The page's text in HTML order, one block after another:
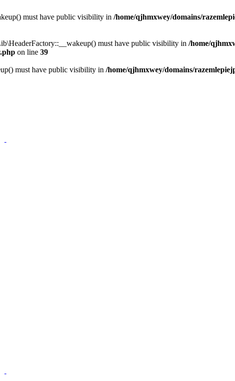
must have public visibility in /home/qjhmxwey/domains/
must have public visibility in /home/
on line 39
must have public visibility in /home/qjhmxwey/domains/